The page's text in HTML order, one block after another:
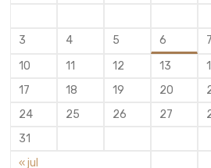
3
4 5 6 7
10
11 12 13
17
18 19 20
24
25 26 27
31
« jul